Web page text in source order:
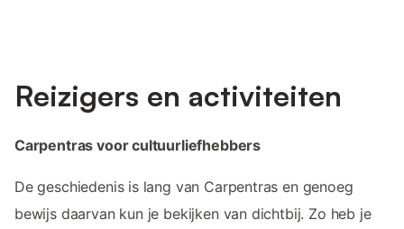
Reizigers en activiteiten
Carpentras voor cultuurliefhebbers
De geschiedenis is lang van Carpentras en genoeg
bewijs daarvan kun je bekijken van dichtbij. Zo heb je